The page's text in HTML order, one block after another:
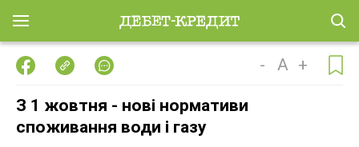
- A +
З 1 жовтня - нові нормативи
споживання води і газу